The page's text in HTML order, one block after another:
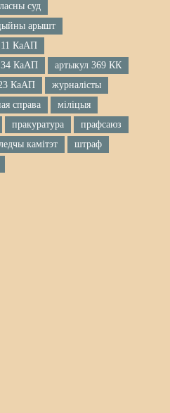
суд
арышт
11 КаАП
34 КаАП
артыкул 369 КК
КаАП
журналісты
справа
міліцыя
пракуратура
прафсаюз
камітэт
штраф